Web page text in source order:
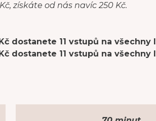
získáte od nás navíc 250 Kč.
dostanete 11 vstupů na
dostanete 11 vstupů na